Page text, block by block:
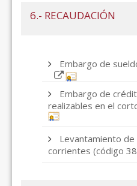
6.- RECAUDACIÓN
Embargo de
Embargo de
realizables en el
Levantamiento
corrientes (código